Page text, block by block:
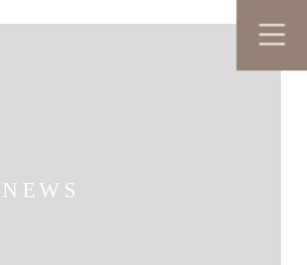
NEWS